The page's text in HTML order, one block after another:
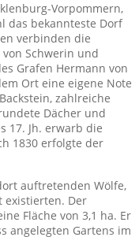
Vorpommern,
das bekannteste Dorf
verbinden die
Schwerin und
Grafen Hermann von
Ort eine eigene Note
zahlreiche
Dächer und
17. Jh. erwarb die
1830 erfolgte der
auftretenden Wölfe,
existierten. Der
Fläche von 3,1 ha. Er
angelegten Gartens im